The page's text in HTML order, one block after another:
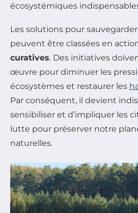
écosystémiques
Les solutions pour
peuvent être classées en
curatives. Des initiatives
œuvre pour diminuer les
écosystèmes et restaurer les
Par conséquent, il devient
sensibiliser et d’impliquer les
lutte pour préserver notre
naturelles.